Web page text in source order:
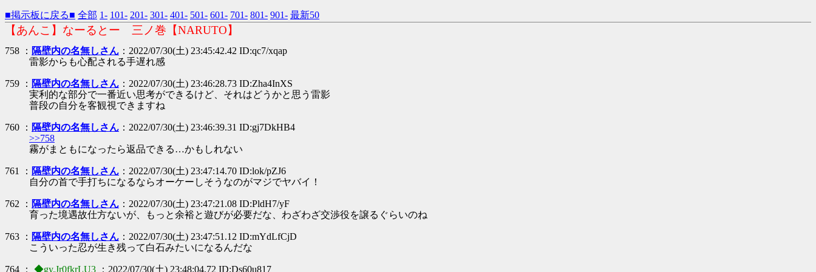
■掲示板に戻る■ 全部 1- 101- 201- 301- 401- 501- 601- 701- 801- 901- 最新50
【あんこ】なーるとー 三ノ巻【NARUTO】
758 ： 隔壁内の名無しさん ：2022/07/30(土) 23:45:42.42 ID:qc7/xqap
雷影からも心配される手遅れ感
759 ： 隔壁内の名無しさん ：2022/07/30(土) 23:46:28.73 ID:Zha4InXS
実利的な部分で一番近い思考ができるけど、それはどうかと思う雷影
普段の自分を客観視できますね
760 ： 隔壁内の名無しさん ：2022/07/30(土) 23:46:39.31 ID:gj7DkHB4
>>758
霧がまともになったら返品できる…かもしれない
761 ： 隔壁内の名無しさん ：2022/07/30(土) 23:47:14.70 ID:lok/pZJ6
自分の首で手打ちになるならオーケーしそうなのがマジでヤバイ！
762 ： 隔壁内の名無しさん ：2022/07/30(土) 23:47:21.08 ID:PldH7/yF
育った境遇故仕方ないが、もっと余裕と遊びが必要だな、わざわざ交渉役を譲るぐらいのね
763 ： 隔壁内の名無しさん ：2022/07/30(土) 23:47:51.12 ID:mYdLfCjD
こういった忍が生き残って白石みたいになるんだな
764 ： ◆gy.Jr0fkrLU3 ：2022/07/30(土) 23:48:04.72 ID:Ds60u817